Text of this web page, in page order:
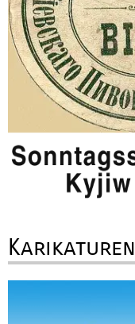
Karikaturen